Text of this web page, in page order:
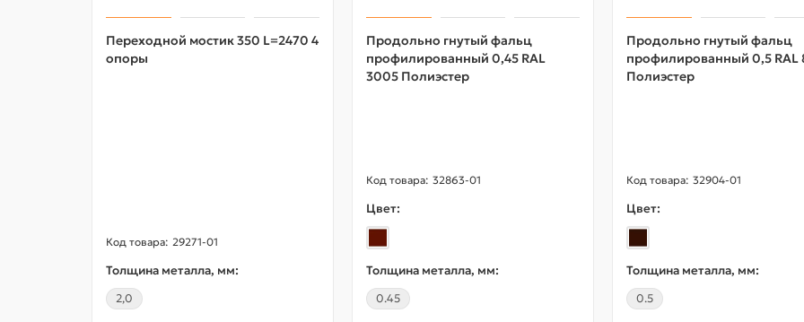
Переходной мостик 350 L=2470 4
опоры
29271-01
Толщина металла, мм:
2,0
Продольно гнутый фальц
профилированный 0,45 RAL
3005 Полиэстер
32863-01
Цвет:
Толщина металла, мм:
0.45
Продольно гнутый фальц
профилированный 0,5 RAL
Полиэстер
32904-01
Цвет:
Толщина металла, мм:
0.5